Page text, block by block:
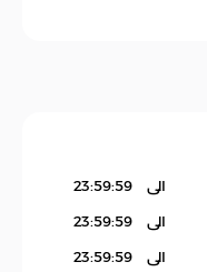
الى 23:59:59
الى 23:59:59
الى 23:59:59